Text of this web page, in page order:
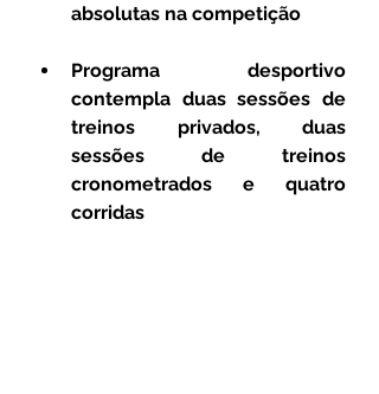
absolutas na competição
Programa desportivo
contempla duas sessões de
treinos privados, duas
sessões de treinos
cronometrados e quatro
corridas